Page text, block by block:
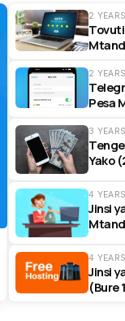
2
2
Pesa
3
Yako
4
Jinsi
4
Jinsi
(Bure